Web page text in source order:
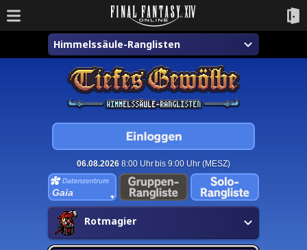
Himmelssäule-Ranglisten
06.08.20268:00 Uhr bis 9:00 Uhr (MESZ)
Gaia
Rotmagier